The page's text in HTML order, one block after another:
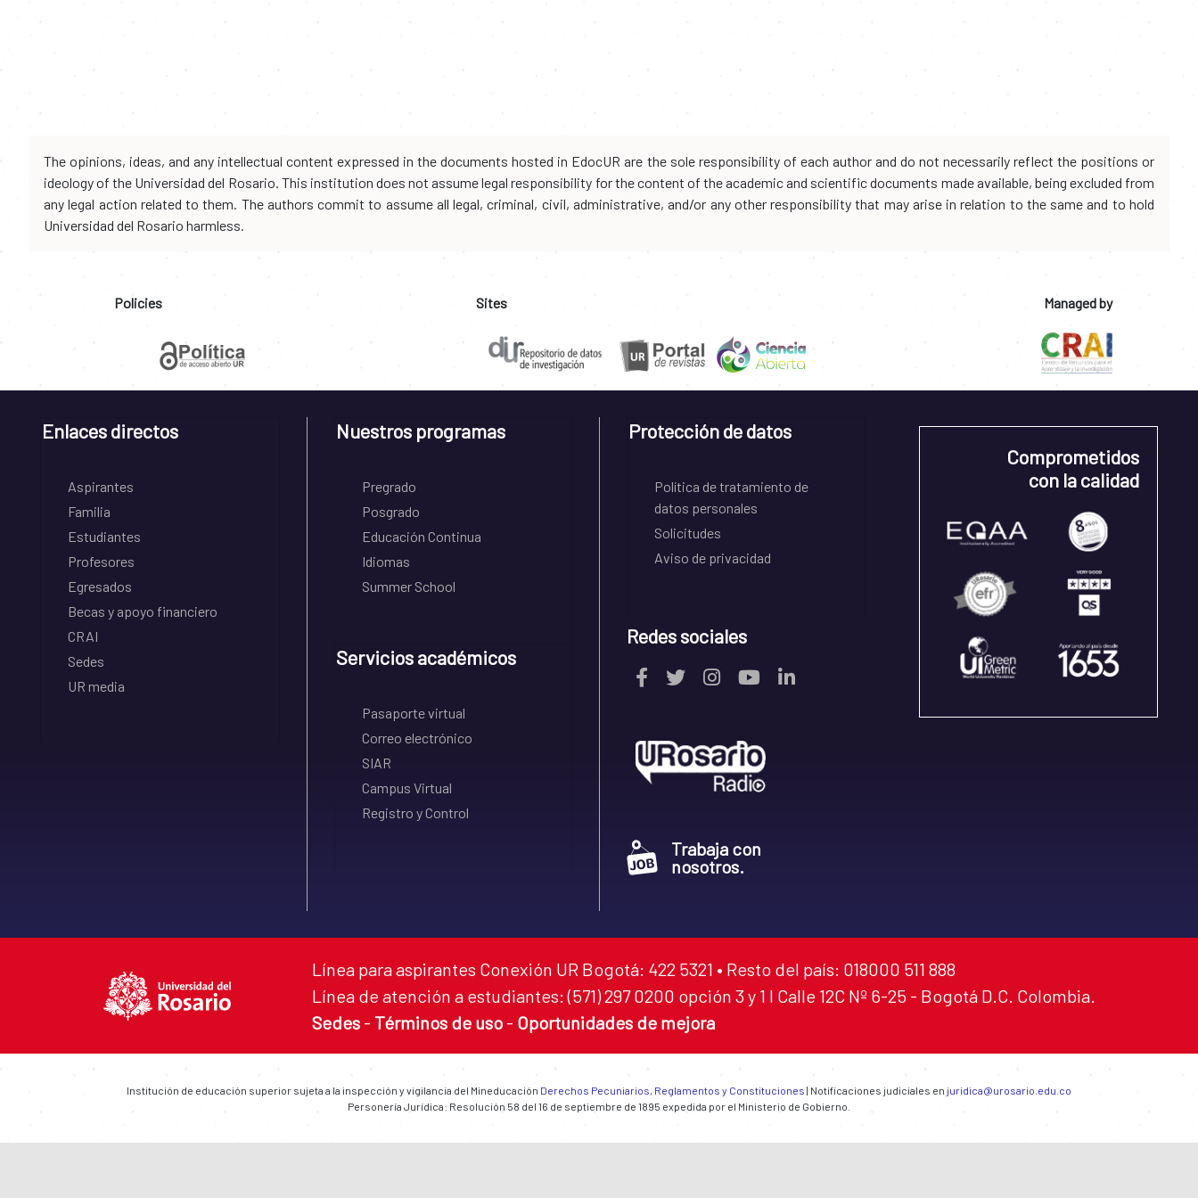
The opinions, ideas, and any intellectual content expressed in the documents hosted in EdocUR are the sole responsibility of each author and do not necessarily reflect the positions or
ideology of the Universidad del Rosario. This institution does not assume legal responsibility for the content of the academic and scientific documents made available, being excluded from
any legal action related to them. The authors commit to assume all legal, criminal, civil, administrative, and/or any other responsibility that may arise in relation to the same and to hold
Universidad del Rosario harmless.
Policies Sites Managed by
Enlaces directos
Aspirantes
Familia
Estudiantes
Profesores
Egresados
Becas y apoyo financiero
CRAI
Sedes
UR media
Nuestros programas
Pregrado
Posgrado
Educación Continua
Idiomas
Summer School
Servicios académicos
Pasaporte virtual
Correo electrónico
SIAR
Campus Virtual
Registro y Control
Protección de datos
Política de tratamiento de
datos personales
Solicitudes
Aviso de privacidad
Redes sociales
Trabaja con
nosotros.
Comprometidos
con la calidad
Línea para aspirantes Conexión UR Bogotá: 422 5321 • Resto del país: 018000 511 888
Línea de atención a estudiantes: (571) 297 0200 opción 3 y 1 I Calle 12C Nº 6-25 - Bogotá D.C. Colombia.
Sedes - Términos de uso - Oportunidades de mejora
Institución de educación superior sujeta a la inspección y vigilancia del Mineducación Derechos Pecuniarios, Reglamentos y Constituciones | Notificaciones judiciales en juridica@urosario.edu.co
Personería Jurídica: Resolución 58 del 16 de septiembre de 1895 expedida por el Ministerio de Gobierno.